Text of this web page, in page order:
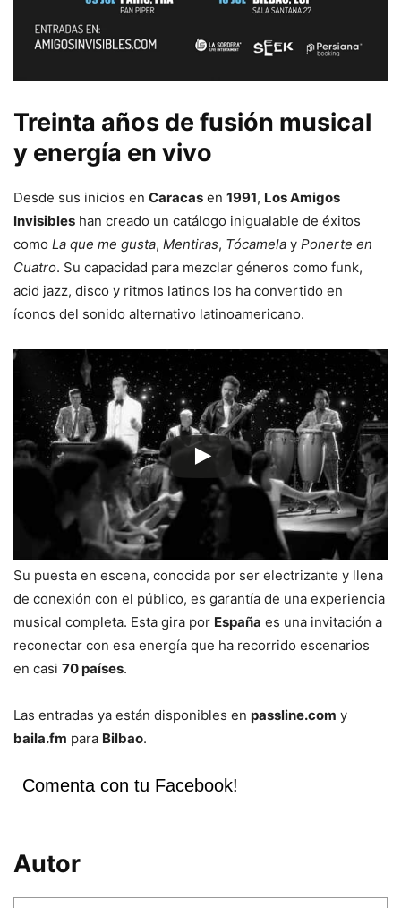
Treinta años de fusión musical
y energía en vivo
Desde sus inicios en Caracas en 1991, Los Amigos
Invisibles han creado un catálogo inigualable de éxitos
como La que me gusta, Mentiras, Tócamela y Ponerte en
Cuatro. Su capacidad para mezclar géneros como funk,
acid jazz, disco y ritmos latinos los ha convertido en
íconos del sonido alternativo latinoamericano.
Su puesta en escena, conocida por ser electrizante y llena
de conexión con el público, es garantía de una experiencia
musical completa. Esta gira por España es una invitación a
reconectar con esa energía que ha recorrido escenarios
en casi 70 países.
Las entradas ya están disponibles en passline.com y
baila.fm para Bilbao.
Comenta con tu Facebook!
Autor